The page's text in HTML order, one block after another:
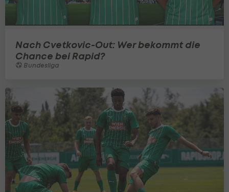
Nach Cvetkovic-Out: Wer bekommt die
Chance bei Rapid?
Bundesliga